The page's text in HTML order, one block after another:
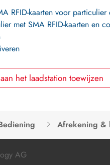
RFID-kaarten voor particulier
met SMA RFID-kaarten en
het laadstation toewijzen
Afrekening &
AG